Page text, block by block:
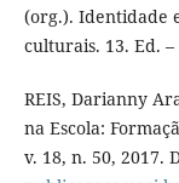
(org.). Identidade
culturais. 13. Ed. –
REIS, Darianny
na Escola:
v. 18, n. 50, 2017.